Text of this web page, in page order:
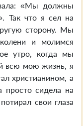
«Мы должны
Так что я сел на
сторону. Мы
и молимся
утро, когда мы
всю мою жизнь, я
христианином, а
сидела на
свои глаза